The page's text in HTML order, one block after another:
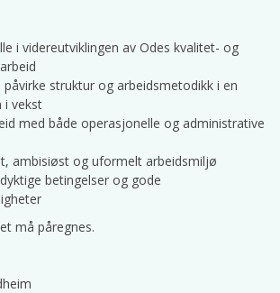
i videreutviklingen av Odes kvalitet- og
påvirke struktur og arbeidsmetodikk i en
i vekst
med både operasjonelle og administrative
ambisiøst og uformelt arbeidsmiljø
betingelser og gode
må påregnes.